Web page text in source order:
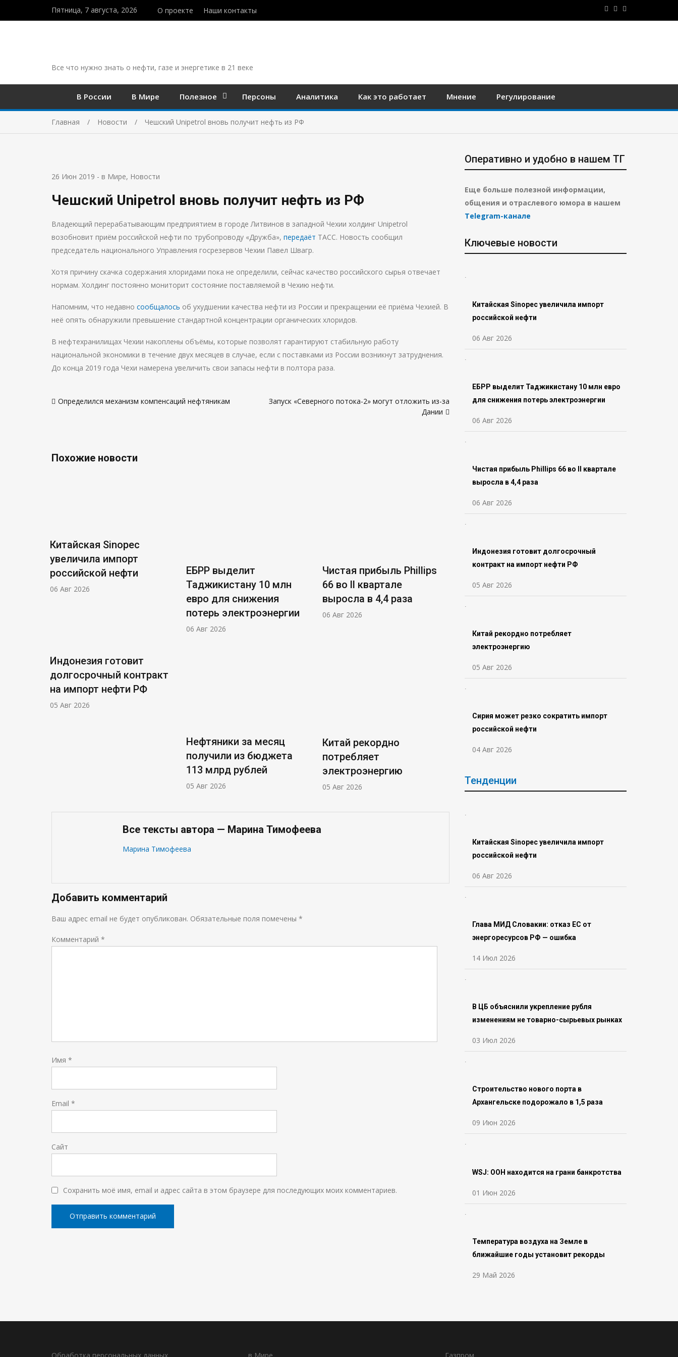
Пятница, 7 августа, 2026 О проекте Наши контакты
Все что нужно знать о нефти, газе и энергетике в 21 веке
В России В Мире Полезное Персоны Аналитика Как это работает Мнение Регулирование
Главная Новости Чешский Unipetrol вновь получит нефть из РФ
26 Июн 2019 - в Мире, Новости
Чешский Unipetrol вновь получит нефть из РФ
Владеющий перерабатывающим предприятием в городе Литвинов в западной Чехии холдинг Unipetrol
возобновит приём российской нефти по трубопроводу «Дружба», передаёт ТАСС. Новость сообщил
председатель национального Управления госрезервов Чехии Павел Швагр.
Хотя причину скачка содержания хлоридами пока не определили, сейчас качество российского сырья отвечает
нормам. Холдинг постоянно мониторит состояние поставляемой в Чехию нефти.
Напомним, что недавно сообщалось об ухудшении качества нефти из России и прекращении её приёма Чехией. В
неё опять обнаружили превышение стандартной концентрации органических хлоридов.
В нефтехранилищах Чехии накоплены объёмы, которые позволят гарантируют стабильную работу
национальной экономики в течение двух месяцев в случае, если с поставками из России возникнут затруднения.
До конца 2019 года Чехи намерена увеличить свои запасы нефти в полтора раза.
поОпределился механизм компенсаций нефтяникам
Запуск «Северного потока-2» могут отложить из-за
Дании
Похожие новости
Китайская Sinopec
увеличила импорт
российской нефти
06 Авг 2026
ЕБРР выделит
Таджикистану 10 млн
евро для снижения
потерь электроэнергии
06 Авг 2026
Чистая прибыль Phillips
66 во ll квартале
выросла в 4,4 раза
06 Авг 2026
Индонезия готовит
долгосрочный контракт
на импорт нефти РФ
05 Авг 2026
Нефтяники за месяц
получили из бюджета
113 млрд рублей
05 Авг 2026
Китай рекордно
потребляет
электроэнергию
05 Авг 2026
Все тексты автора — Марина Тимофеева
Марина Тимофеева
Добавить комментарий
Ваш адрес email не будет опубликован. Обязательные поля помечены *
Комментарий *
Имя *
Email *
Сайт
Сохранить моё имя, email и адрес сайта в этом браузере для последующих моих комментариев.
Оперативно и удобно в нашем ТГ
Еще больше полезной информации,
общения и отраслевого юмора в нашем
Telegram-канале
Ключевые новости
Китайская Sinopec увеличила импорт
российской нефти
06 Авг 2026
ЕБРР выделит Таджикистану 10 млн евро
для снижения потерь электроэнергии
06 Авг 2026
Чистая прибыль Phillips 66 во ll квартале
выросла в 4,4 раза
06 Авг 2026
Индонезия готовит долгосрочный
контракт на импорт нефти РФ
05 Авг 2026
Китай рекордно потребляет
электроэнергию
05 Авг 2026
Сирия может резко сократить импорт
российской нефти
04 Авг 2026
Тенденции
Китайская Sinopec увеличила импорт
российской нефти
06 Авг 2026
Глава МИД Словакии: отказ ЕС от
энергоресурсов РФ — ошибка
14 Июл 2026
В ЦБ объяснили укрепление рубля
изменениям не товарно-сырьевых рынках
03 Июл 2026
Строительство нового порта в
Архангельске подорожало в 1,5 раза
09 Июн 2026
WSJ: ООН находится на грани банкротства
01 Июн 2026
Температура воздуха на Земле в
ближайшие годы установит рекорды
29 Май 2026